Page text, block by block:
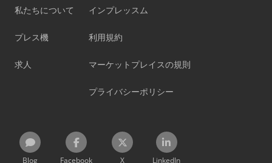
私たちについて
プレス機
求人
インプレッスム
利用規約
マーケットプレイスの規則
プライバシーポリシー
Blog Facebook X LinkedIn